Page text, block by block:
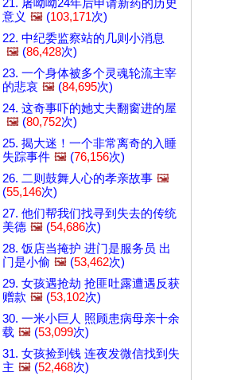
21. 屠呦呦24年后申请新药的历史
意义 🖼️ (103,171次)
22. 中纪委监察站的几则小消息
🖼️ (86,428次)
23. 一个身体被多个灵魂轮流主宰
的悲哀 🖼️ (84,695次)
24. 这奇事吓的她丈夫翻窗进的屋
🖼️ (80,752次)
25. 揭大迷！一个非常离奇的入睡
失踪事件 🖼️ (76,156次)
26. 二则鼓舞人心的孝亲故事 🖼️
(55,146次)
27. 他们帮我们找寻到失去的传统
美德 🖼️ (54,686次)
28. 饭店当掩护 进门是服务员 出
门是小偷 🖼️ (53,462次)
29. 女孩遇抢劫 抢匪吐露遭遇反获
赠款 🖼️ (53,102次)
30. 一米小巨人 照顾患病母亲十余
载 🖼️ (53,099次)
31. 女孩捡到钱 连夜发微信找到失
主 🖼️ (52,468次)